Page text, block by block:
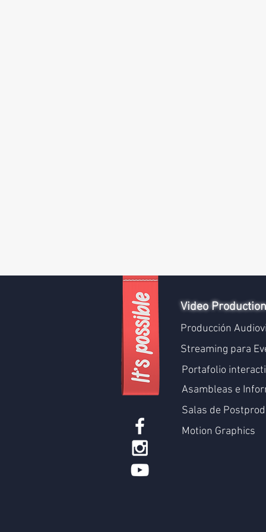
Video Production
Producción
Streaming para
Portafolio
Asambleas e
Salas de
Motion Graphics